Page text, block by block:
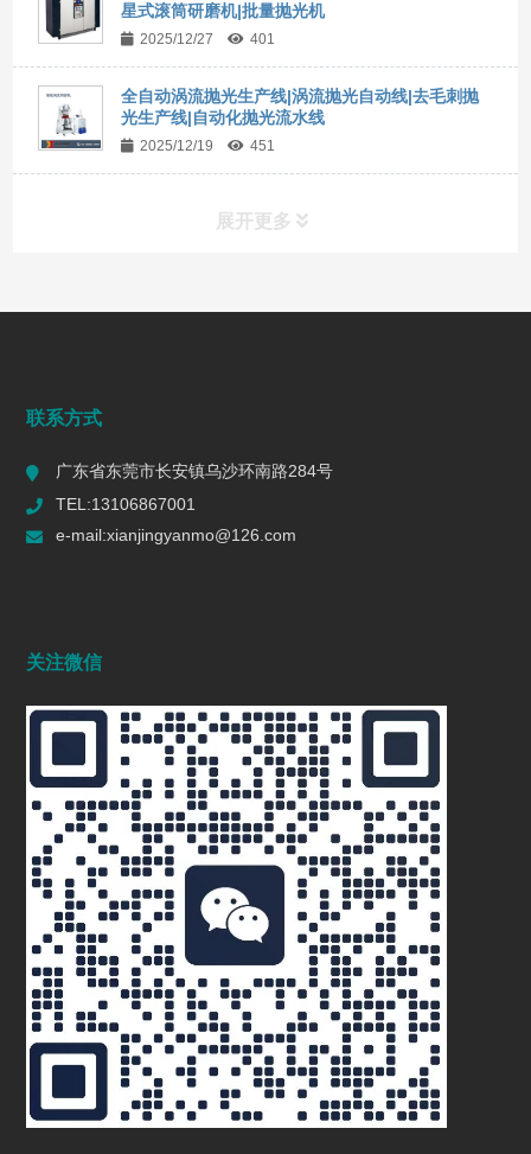
星式滚筒研磨机|批量抛光机
2025/12/27 401
全自动涡流抛光生产线|涡流抛光自动线|去毛刺抛
光生产线|自动化抛光流水线
2025/12/19 451
展开更多
东莞滚筒研磨机厂家
2023/08/04 4086
精密研磨新标杆：先镜磁力研磨机，重塑
工业表面处理新范式
2025/03/31 1083
无水研磨设备,智能离心抛光机,精密离心
研磨机,高效无水抛光解决方案,先镜研磨
设备厂家,离心式研磨机价格,智能研磨设
备供应商
2025/11/29 538
研磨机：医疗器械制造的精细助力
联系方式
广东省东莞市长安镇乌沙环南路284号
TEL:13106867001
e-mail:xianjingyanmo@126.com
关注微信